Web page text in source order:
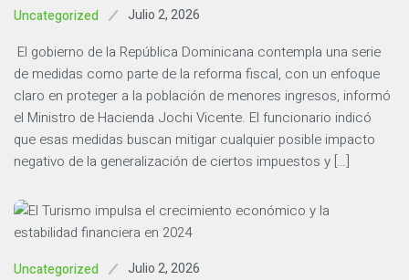
Uncategorized Julio 2, 2026
El gobierno de la República Dominicana contempla una serie
de medidas como parte de la reforma fiscal, con un enfoque
claro en proteger a la población de menores ingresos, informó
el Ministro de Hacienda Jochi Vicente. El funcionario indicó
que esas medidas buscan mitigar cualquier posible impacto
negativo de la generalización de ciertos impuestos y […]
Uncategorized Julio 2, 2026